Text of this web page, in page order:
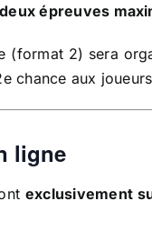
deux épreuves
(format 2) sera
chance aux
ligne
exclusivement